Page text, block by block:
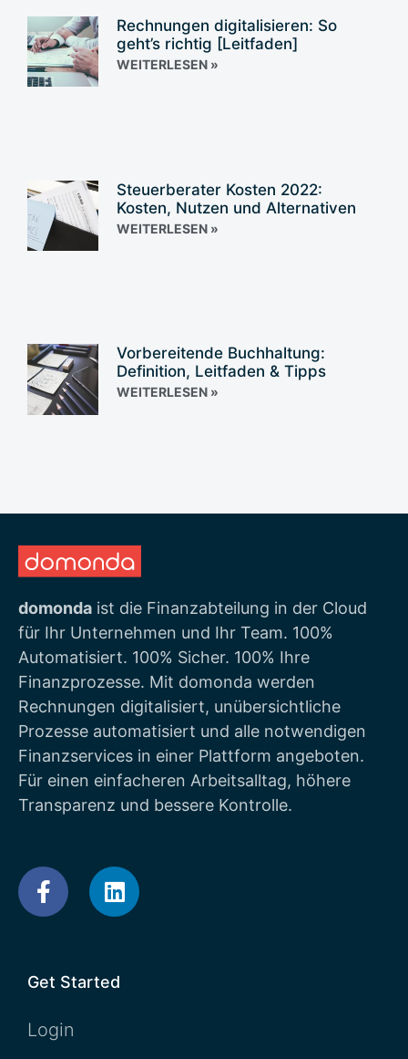
Rechnungen digitalisieren: So
geht’s richtig [Leitfaden]
WEITERLESEN »
Steuerberater Kosten 2022:
Kosten, Nutzen und Alternativen
WEITERLESEN »
Vorbereitende Buchhaltung:
Definition, Leitfaden & Tipps
WEITERLESEN »
domonda ist die Finanzabteilung in der Cloud
für Ihr Unternehmen und Ihr Team. 100%
Automatisiert. 100% Sicher. 100% Ihre
Finanzprozesse. Mit domonda werden
Rechnungen digitalisiert, unübersichtliche
Prozesse automatisiert und alle notwendigen
Finanzservices in einer Plattform angeboten.
Für einen einfacheren Arbeitsalltag, höhere
Transparenz und bessere Kontrolle.
Get Started
Login